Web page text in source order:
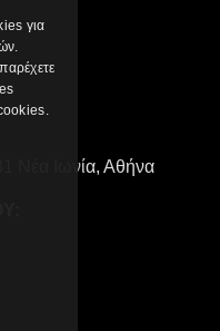
Νέα Ιωνία, Αθήνα
για